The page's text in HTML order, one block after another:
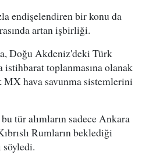
endişelendiren bir konu da
artan işbirliği.
Doğu Akdeniz'deki Türk
toplanmasına olanak
hava savunma sistemlerini
tür alımların sadece Ankara
Rumların beklediği
söyledi.